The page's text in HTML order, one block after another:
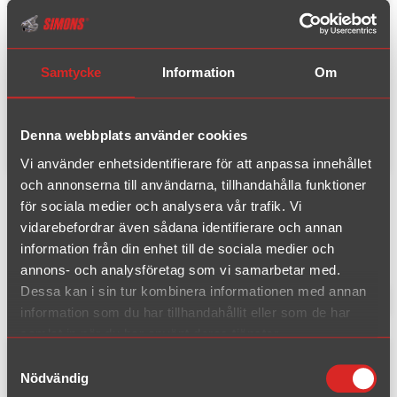
Samtycke Information Om
Denna webbplats använder cookies
Vi använder enhetsidentifierare för att anpassa innehållet
och annonserna till användarna, tillhandahålla funktioner
för sociala medier och analysera vår trafik. Vi
vidarebefordrar även sådana identifierare och annan
information från din enhet till de sociala medier och
annons- och analysföretag som vi samarbetar med.
Dessa kan i sin tur kombinera informationen med annan
information som du har tillhandahållit eller som de har
samlat in när du har använt deras tjänster.
Nödvändig
Skoda
VW
Exhaust systems forSaab, 9-
3, 9-3 1,9 TiD/1,9 TTiD
1 hits Filter products